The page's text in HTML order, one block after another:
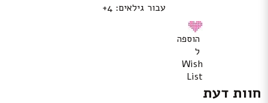
עבור גילאים: 4+
הוספה
ל
Wish
List
חוות דעת